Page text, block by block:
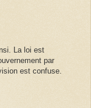
La loi est
par
est confuse.